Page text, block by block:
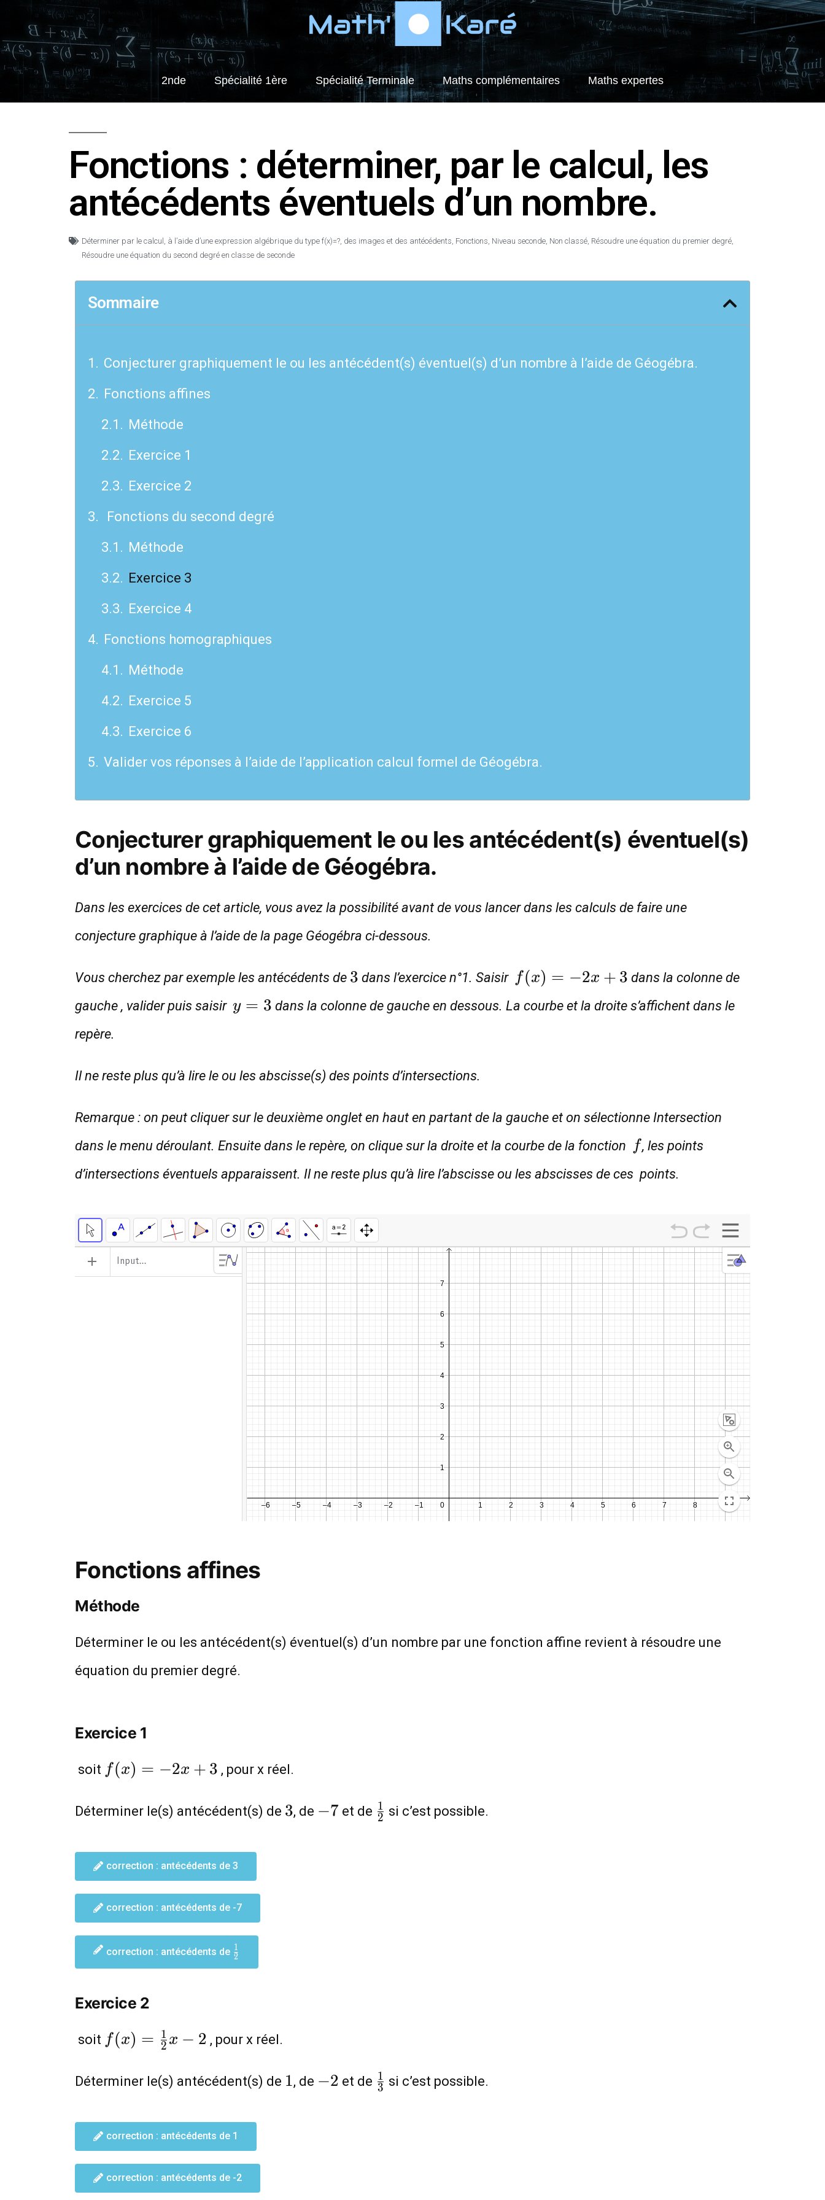
2nde Spécialité 1ère Spécialité Terminale Maths complémentaires Maths expertes
Fonctions : déterminer, par le calcul, les
antécédents éventuels d’un nombre.
Déterminer par le calcul, à l’aide d’une expression algébrique du type f(x)=?, des images et des antécédents, Fonctions, Niveau seconde, Non classé, Résoudre une équation du premier degré,
Résoudre une équation du second degré en classe de seconde
Sommaire
Conjecturer graphiquement le ou les antécédent(s) éventuel(s) d’un nombre à l’aide de Géogébra.
Fonctions affines
Méthode
Exercice 1
Exercice 2
Fonctions du second degré
Méthode
Exercice 3
Exercice 4
Fonctions homographiques
Méthode
Exercice 5
Exercice 6
Valider vos réponses à l’aide de l’application calcul formel de Géogébra.
Conjecturer graphiquement le ou les antécédent(s) éventuel(s)
d’un nombre à l’aide de Géogébra.
Dans les exercices de cet article, vous avez la possibilité avant de vous lancer dans les calculs de faire une
conjecture graphique à l’aide de la page Géogébra ci-dessous.
Vous cherchez par exemple les antécédents de 3
3 dans l’exercice n°1. Saisir f(x)=-2x+3
f (x) = −2x + 3 dans la colonne de
gauche , valider puis saisir y=3
y = 3 dans la colonne de gauche en dessous. La courbe et la droite s’affichent dans le
repère.
Il ne reste plus qu’à lire le ou les abscisse(s) des points d’intersections.
Remarque : on peut cliquer sur le deuxième onglet en haut en partant de la gauche et on sélectionne Intersection
dans le menu déroulant. Ensuite dans le repère, on clique sur la droite et la courbe de la fonction
ff, les points
d’intersections éventuels apparaissent. Il ne reste plus qu’à lire l’abscisse ou les abscisses de ces points.
Fonctions affines
Méthode
Déterminer le ou les antécédent(s) éventuel(s) d’un nombre par une fonction affine revient à résoudre une
équation du premier degré.
Exercice 1
soit f(x)=-2x+3
f (x) = −2x + 3 , pour x réel.
Déterminer le(s) antécédent(s) de 3
3, de -7
−7 et de \frac{1}
{2}
2
1 si c’est possible.
correction : antécédents de 3
correction : antécédents de -7
correction : antécédents de \frac{1}
{2}
2
1
Exercice 2
soit f(x)=\frac{1}
{2}x-2
f (x) = 2
1 x − 2 , pour x réel.
Déterminer le(s) antécédent(s) de 1
1, de -2
−2 et de \frac{1}
{3}
3
1 si c’est possible.
correction : antécédents de 1
correction : antécédents de -2